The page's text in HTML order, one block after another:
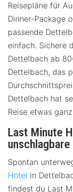
Reisepläne für
Dinner-Package
passende
einfach. Sichere
Dettelbach ab
Dettelbach, das
Dettelbach hat
Reise etwas
Last Minute
Spontan
Hotel in
findest du Last